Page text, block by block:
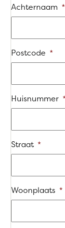
Achternaam *
Postcode *
Huisnummer
Straat *
Woonplaats *